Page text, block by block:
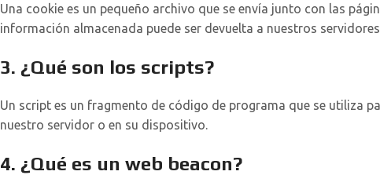
Una cookie es un pequeño archivo que se envía junto con las
información almacenada puede ser devuelta a nuestros
3. ¿Qué son los scripts?
Un script es un fragmento de código de programa que se utiliza
nuestro servidor o en su dispositivo.
4. ¿Qué es un web beacon?